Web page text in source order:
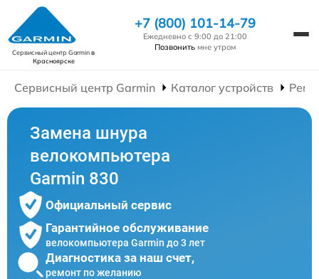
Сервисный центр Garminв
Красноярске
+7 (800) 101-14-79
Ежедневно с 9:00 до 21:00
Позвонить мне утром
Сервисный центр Garmin Каталог устройств
Замена шнура
велокомпьютера
Garmin 830
Официальный сервис
Гарантийное обслуживание
велокомпьютера Garmin до 3 лет
Диагностика за наш счет,
ремонт по желанию